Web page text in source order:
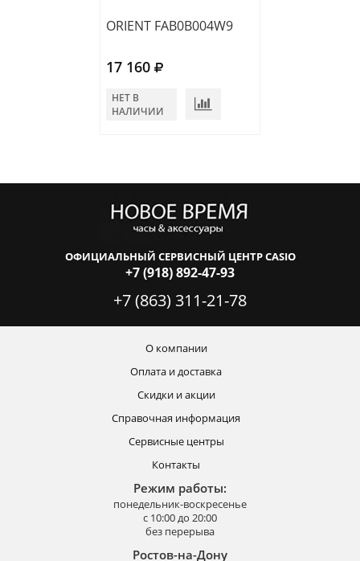
ORIENT FAB0B004W9
17 160
НЕТ В
НАЛИЧИИ
ОФИЦИАЛЬНЫЙ СЕРВИСНЫЙ ЦЕНТР CASIO
+7 (918) 892-47-93
+7 (863) 311-21-78
О компании
Оплата и доставка
Скидки и акции
Справочная информация
Сервисные центры
Контакты
Режим работы:
понедельник-воскресенье
с 10:00 до 20:00
без перерыва
Ростов-на-Дону